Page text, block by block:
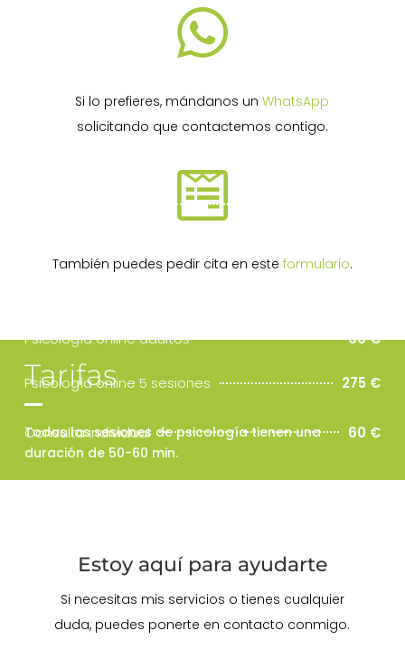

Si lo prefieres, mándanos unWhatsApp
solicitando que contactemos contigo.

También puedes pedir cita en este formulario.
Tarifas
Consulta individual 60 €
Psicología online adultos 60 €
Psicología online 5 sesiones 275 €
Todas las sesiones de psicología tienen una
duración de 50-60 min.
Estoy aquí para ayudarte
Si necesitas mis servicios o tienes cualquier
duda, puedes ponerte en contacto conmigo.